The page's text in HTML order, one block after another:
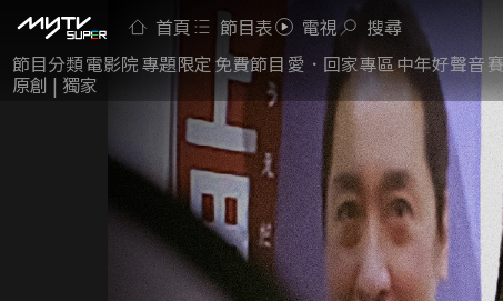
首頁 節目表 電視 搜尋
節目分類電影院專題限定免費節目 愛．回家專區中年好聲音
原創 | 獨家